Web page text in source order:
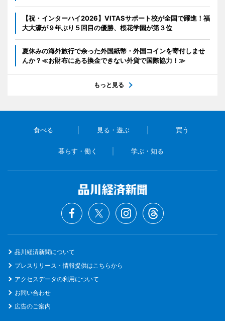
【祝・インターハイ2026】VITASサポート校が全国で躍進！福
大大濠が９年ぶり５回目の優勝、桜花学園が第３位
夏休みの海外旅行で余った外国紙幣・外国コインを寄付しませ
んか？≪お財布にある換金できない外貨で国際協力！≫
もっと見る
食べる 見る・遊ぶ 買う
暮らす・働く 学ぶ・知る
品川経済新聞について
プレスリリース・情報提供はこちらから
アクセスデータの利用について
お問い合わせ
広告のご案内